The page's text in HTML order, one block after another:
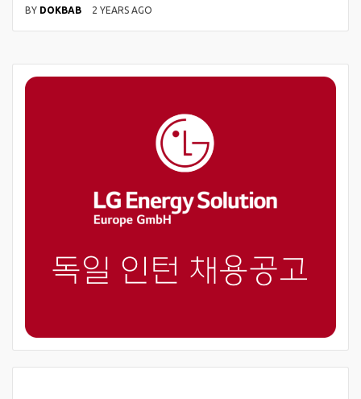
BY DOKBAB 2 YEARS AGO